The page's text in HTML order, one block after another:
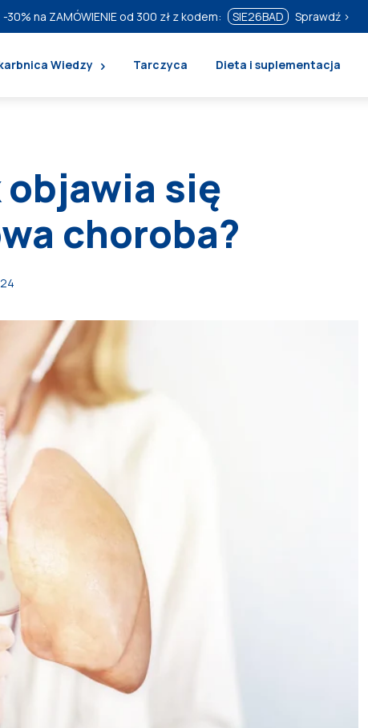
-30% na ZAMÓWIENIE od 300 zł z kodem: SIE26BAD Sprawdź ›
Wiedzy Tarczyca Dieta i suplementacja
objawia się
choroba?